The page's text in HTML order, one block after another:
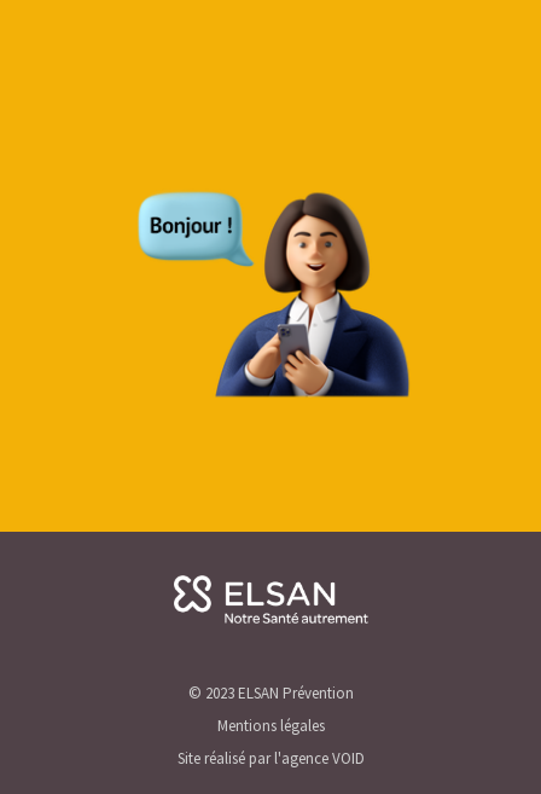
© 2023 ELSAN Prévention
Mentions légales
Site réalisé par l'agence VOID